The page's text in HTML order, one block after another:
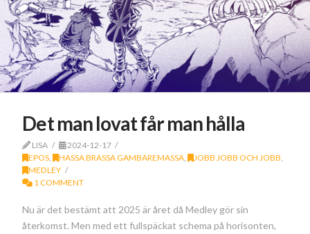
Det man lovat får man hålla
LISA
2024-12-17
EPOS, HASSA BRASSA GAMBAREMASSA, JOBB JOBB OCH JOBB,
MEDLEY
1 COMMENT
Nu är det bestämt att 2025 är året då Medley gör sin
återkomst. Men med ett fullspäckat schema på horisonten,